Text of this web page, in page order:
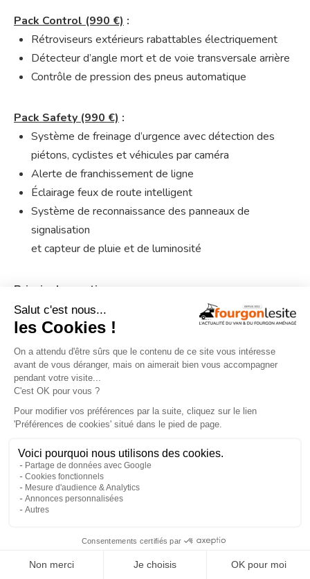
Pack Control (990 €) :
Rétroviseurs extérieurs rabattables électriquement
Détecteur d’angle mort et de voie transversale arrière
Contrôle de pression des pneus automatique
Pack Safety (990 €) :
Système de freinage d’urgence avec détection des
piétons, cyclistes et véhicules par caméra
Alerte de franchissement de ligne
Éclairage feux de route intelligent
Système de reconnaissance des panneaux de
signalisation
et capteur de pluie et de luminosité
Principales options
Motorisation 160 ch (1.950 €)
Boite auto 9 rapports (3.200 €)
Peintures carrosserie Gris Artense ou Gris Lanzarote
(1.000 €)
Frein de stationnement électrique (450 €)
Radar de recul (350 €)
Toit panoramique Skyview (1.250 €)
Truma Combi 6 EH Diesel (730 €)
Réservoir d’eau chauffé (300 €)
Four 20 L avec grill (700 €)